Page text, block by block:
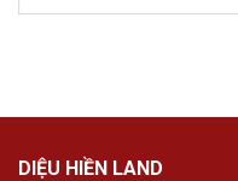
DIỆU HIỀN LAND